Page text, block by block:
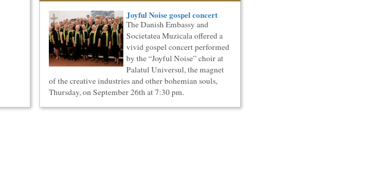
Joyful Noise gospel concert
The Danish Embassy and
Societatea Muzicala offered a
vivid gospel concert performed
by the “Joyful Noise” choir at
Palatul Universul, the magnet
of the creative industries and other bohemian souls,
Thursday, on September 26th at 7:30 pm.